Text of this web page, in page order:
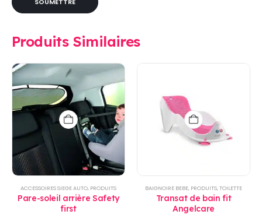
Produits Similaires
ACCESSOIRES SIEGE AUTO, PRODUITS
Pare-soleil arrière Safety
first
BAIGNOIRE BEBE, PRODUITS,TOILETTE
Transat de bain fit
Angelcare